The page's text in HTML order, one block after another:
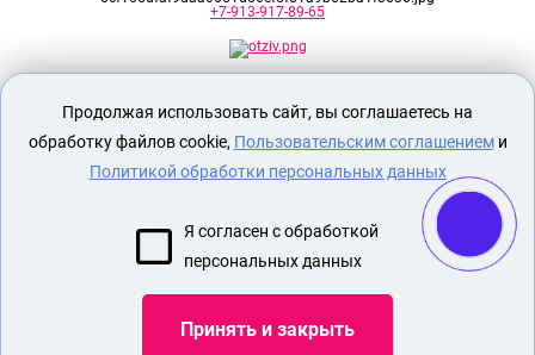
+7-913-917-89-65
исключительно для лиц старше 18 лет!
Евразийского соответствия.
ОПЛАТА И ДОСТАВКА
СЕКС ИГРУШКИ
НАБОР БДСМ
Продолжая использовать сайт, вы соглашаетесь на
обработку файлов cookie, Пользовательским соглашениеми
Политикой обработки персональных данных
Я согласен с обработкой
персональных данных
Принять и закрыть